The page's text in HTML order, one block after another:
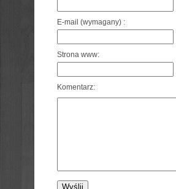
E-mail (wymagany) :
Strona www:
Komentarz: